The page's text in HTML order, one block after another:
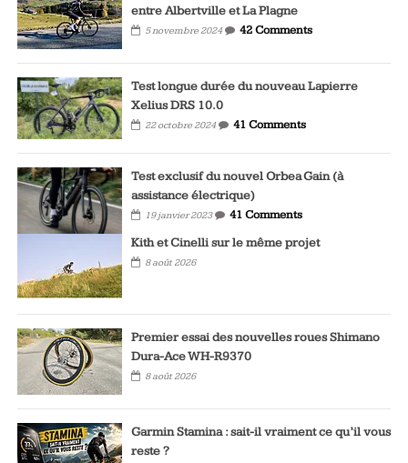
entre Albertville et La Plagne
5 novembre 2024 42 Comments
Test longue durée du nouveau Lapierre
Xelius DRS 10.0
22 octobre 2024 41 Comments
Test exclusif du nouvel Orbea Gain (à
assistance électrique)
19 janvier 2023
41 Comments
Kith et Cinelli sur le même projet
8 août 2026
Premier essai des nouvelles roues Shimano
Dura-Ace WH-R9370
8 août 2026
Garmin Stamina : sait-il vraiment ce qu’il vous
reste ?